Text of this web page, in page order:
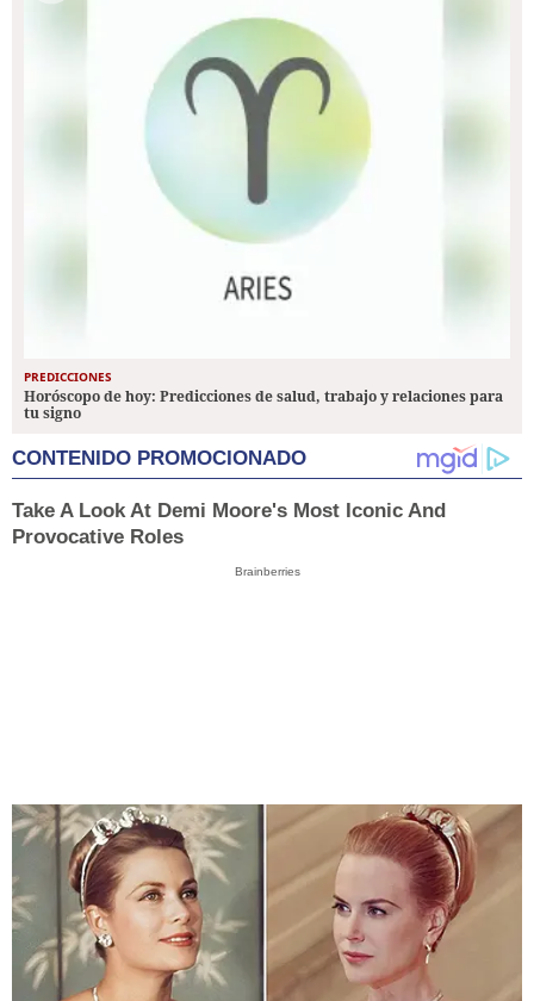
PREDICCIONES
Horóscopo de hoy: Predicciones de salud, trabajo y relaciones para
tu signo
CONTENIDO PROMOCIONADO
Take A Look At Demi Moore's Most Iconic And
Provocative Roles
Brainberries